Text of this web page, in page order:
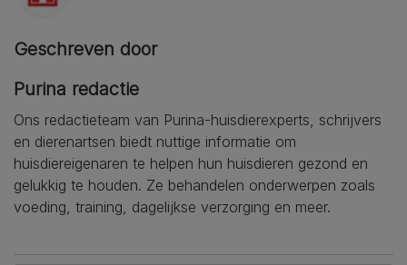
Geschreven door
Purina redactie
Ons redactieteam van Purina-huisdierexperts, schrijvers
en dierenartsen biedt nuttige informatie om
huisdiereigenaren te helpen hun huisdieren gezond en
gelukkig te houden. Ze behandelen onderwerpen zoals
voeding, training, dagelijkse verzorging en meer.